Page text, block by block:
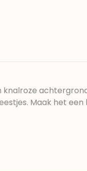
knalroze
Maak het